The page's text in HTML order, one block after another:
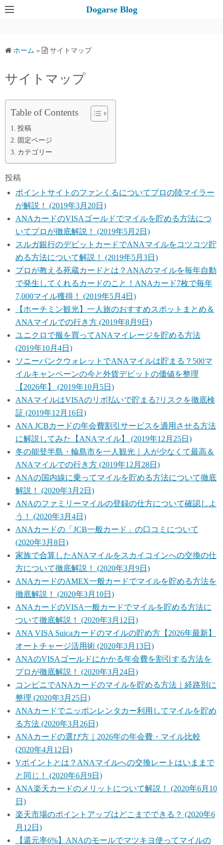
コ
Dogarse Blog
ホーム » サイトマップ
サイトマップ
Table of Contents
投稿
固定ページ
カテゴリー
投稿
ポイントサイトのファンくるについてプロの陸マイラー
が解説！ (2019年3月20日)
ANAカードのVISAゴールドでマイルを貯める方法につ
いてプロが徹底解説！ (2019年5月2日)
スルガ銀行のデビットカードでANAマイルをコツコツ貯
める方法について解説！ (2019年5月3日)
プロが教える死蔵カードとは？ANAのマイルを毎年自動
で発生してくれるカードのこと！ANAカード7枚で毎年
7,000マイル獲得！ (2019年5月4日)
【ホーチミン観光】一人旅のおすすめスポットまとめ＆
ANAマイルでの行き方 (2019年8月9日)
ユニクロで服を買ってANAマイレージを貯める方法
(2019年10月4日)
ソニーバンクウォレットでANAマイルは貯まる？500マ
イルキャンペーンの今と外貨デビットの価値を整理
【2026年】 (2019年10月5日)
ANAマイルはVISAのリボ払いで貯まる?リスクを徹底検
証 (2019年12月16日)
ANA JCBカードの年会費割引サービスを適用させる方法
に解説してみた【ANAマイル】 (2019年12月25日)
冬の能登半島・輪島市を一人観光｜人が少なくて最高＆
ANAマイルでの行き方 (2019年12月28日)
ANAの国内線に乗ってマイルを貯める方法について徹底
解説！ (2020年3月2日)
ANAのファミリーマイルの登録の仕方について確認しよ
う！ (2020年3月4日)
ANAカードの「JCB一般カード」の口コミについて
(2020年3月8日)
家族で合算したANAマイルをスカイコインへの交換の仕
方について徹底解説！ (2020年3月9日)
ANAカードのAMEX一般カードでマイルを貯める方法を
徹底解説！ (2020年3月10日)
ANAカードのVISA一般カードでマイルを貯める方法に
ついて徹底解説！ (2020年3月12日)
ANA VISA Suicaカードのマイルの貯め方【2026年最新】
オートチャージ活用術 (2020年3月13日)
ANAのVISAゴールドにかかる年会費を割引する方法を
プロが徹底解説！ (2020年3月24日)
コンビニでANAカードのマイルを貯める方法｜経路別に
整理 (2020年3月25日)
ANAカードでニッポンレンタカー利用してマイルを貯め
る方法 (2020年3月26日)
ANAカードの選び方｜2026年の年会費・マイル比較
(2020年4月12日)
Vポイントとは？ANAマイルへの交換レートはいままで
と同じ！ (2020年6月9日)
ANA楽天カードのメリットについて解説！ (2020年6月10
日)
楽天市場のポイントアップはどこまでできる？ (2020年6
月12日)
【還元率6%】ANAのモールでマツキヨ使ってマイルの